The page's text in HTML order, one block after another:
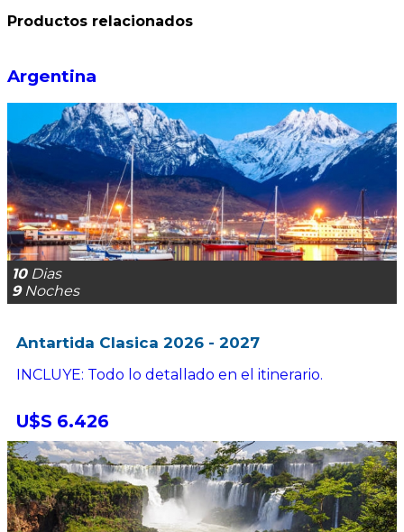
Productos relacionados
Argentina
10Dias
9Noches
Antartida Clasica 2026 - 2027
INCLUYE: Todo lo detallado en el itinerario.
U$S 6.426